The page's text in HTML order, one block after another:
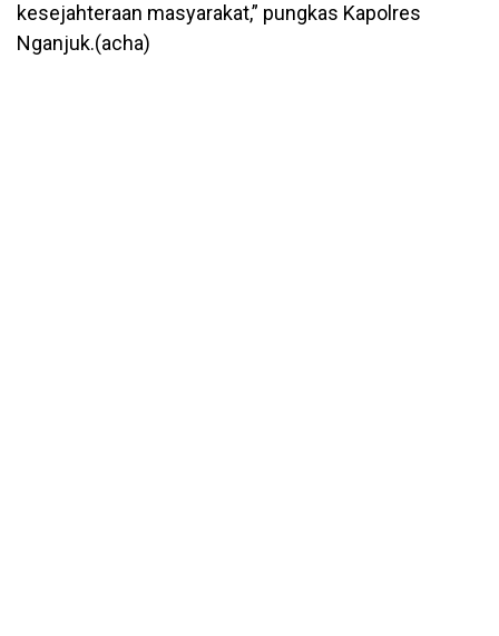
kesejahteraan masyarakat,” pungkas Kapolres
Nganjuk.(acha)